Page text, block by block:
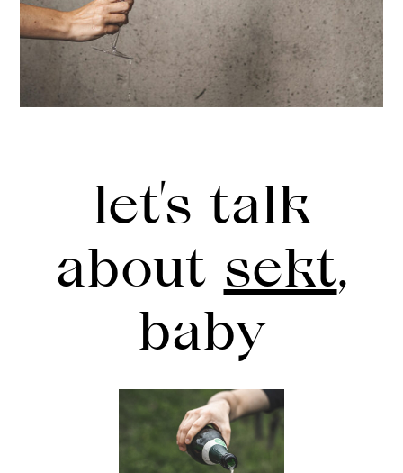
let’s talk
about sekt,
baby